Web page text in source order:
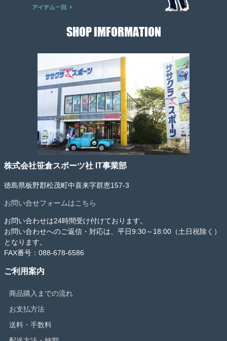
SHOP IMFORMATION
株式会社笹倉スポーツ社 IT事業部
徳島県板野郡松茂町中喜来字群恵157-3
お問い合せフォームはこちら
お問い合わせは24時間受け付けております。
お問い合わせへのご返信・対応は、平日9:30～18:00（土日祝除く）
となります。
FAX番号：088-678-6586
ご利用案内
商品購入までの流れ
お支払方法
送料・手数料